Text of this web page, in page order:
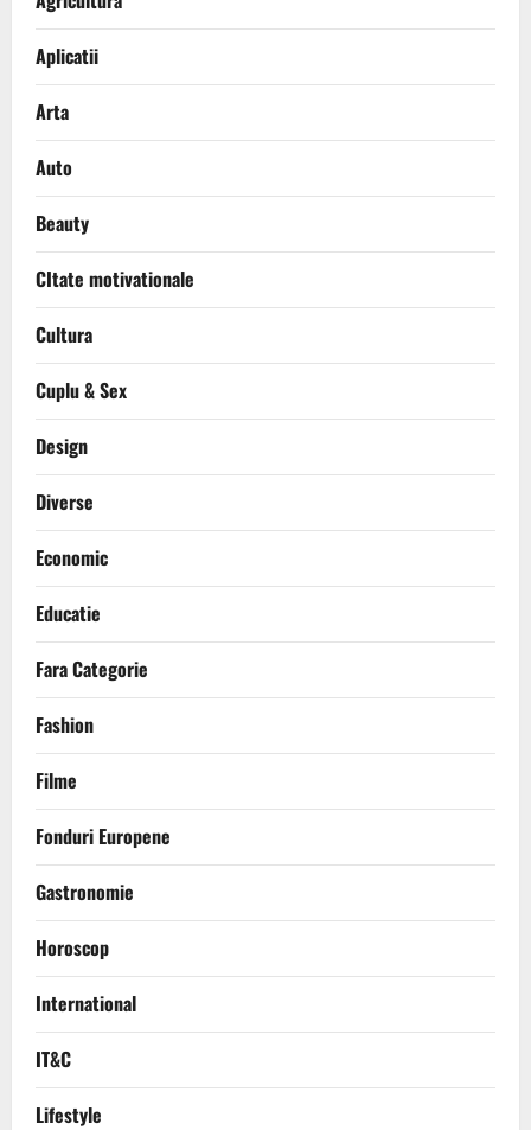
Aplicatii
Arta
Auto
Beauty
CItate motivationale
Cultura
Cuplu & Sex
Design
Diverse
Economic
Educatie
Fara Categorie
Fashion
Filme
Fonduri Europene
Gastronomie
Horoscop
International
IT&C
Lifestyle